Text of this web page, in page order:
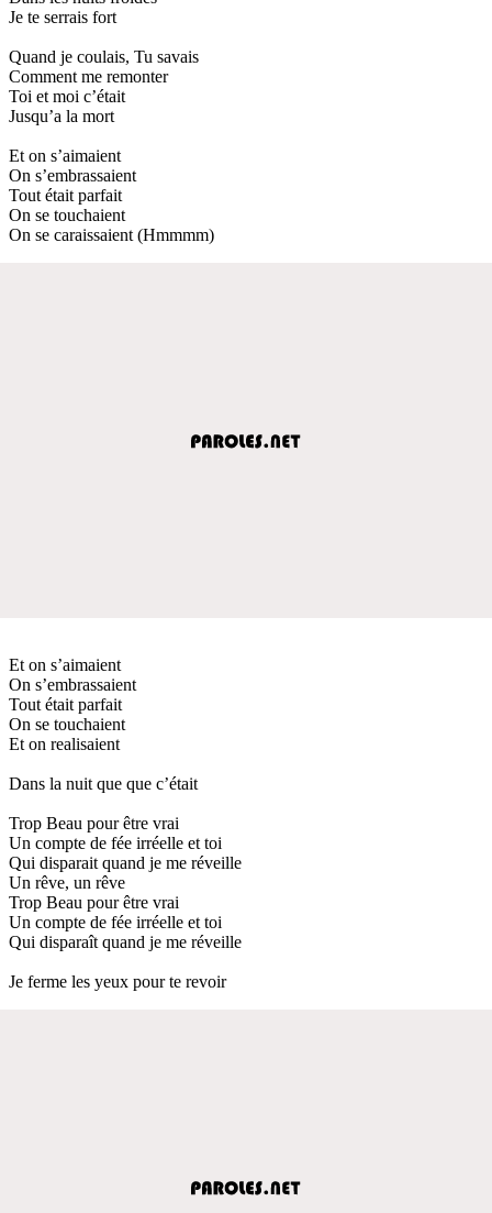
Je te serrais fort
Quand je coulais, Tu savais
Comment me remonter
Toi et moi c’était
Jusqu’a la mort
Et on s’aimaient
On s’embrassaient
Tout était parfait
On se touchaient
On se caraissaient (Hmmmm)
Et on s’aimaient
On s’embrassaient
Tout était parfait
On se touchaient
Et on realisaient
Dans la nuit que que c’était
Trop Beau pour être vrai
Un compte de fée irréelle et toi
Qui disparait quand je me réveille
Un rêve, un rêve
Trop Beau pour être vrai
Un compte de fée irréelle et toi
Qui disparaît quand je me réveille
Je ferme les yeux pour te revoir